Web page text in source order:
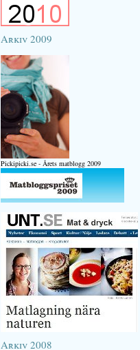
Arkiv 2009
Pickipicki.se - Årets matblogg 2009
Arkiv 2008